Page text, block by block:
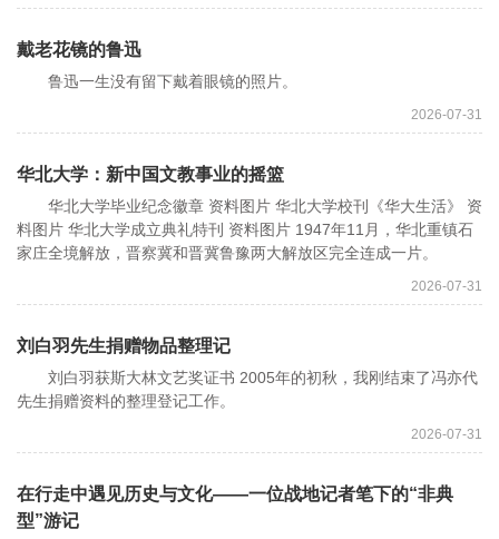
戴老花镜的鲁迅
鲁迅一生没有留下戴着眼镜的照片。
2026-07-31
华北大学：新中国文教事业的摇篮
华北大学毕业纪念徽章 资料图片 华北大学校刊《华大生活》 资
料图片 华北大学成立典礼特刊 资料图片 1947年11月，华北重镇石
家庄全境解放，晋察冀和晋冀鲁豫两大解放区完全连成一片。
2026-07-31
刘白羽先生捐赠物品整理记
刘白羽获斯大林文艺奖证书 2005年的初秋，我刚结束了冯亦代
先生捐赠资料的整理登记工作。
2026-07-31
在行走中遇见历史与文化——一位战地记者笔下的“非典
型”游记